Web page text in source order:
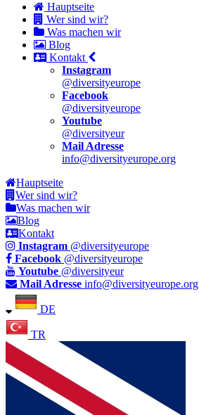
Hauptseite
Wer sind wir?
Was machen wir
Blog
Kontakt
Instagram
@diversityeurope
Facebook
@diversityeurope
Youtube
@diversityeur
Mail Adresse
info@diversityeurope.org
Hauptseite
Wer sind wir?
Was machen wir
Blog
Kontakt
Instagram @diversityeurope
Facebook @diversityeurope
Youtube @diversityeur
Mail Adresse info@diversityeurope.org
DE
TR